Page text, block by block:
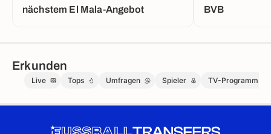
nächstem El Mala-Angebot
BVB
Erkunden
Live Tops Umfragen Spieler TV-Programm